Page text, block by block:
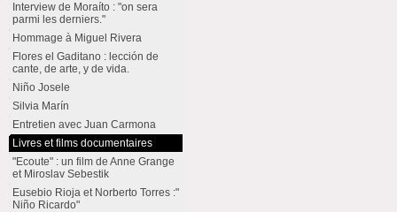
Interview de Moraíto : "on sera
parmi les derniers."
Hommage à Miguel Rivera
Flores el Gaditano : lección de
cante, de arte, y de vida.
Niño Josele
Silvia Marín
Entretien avec Juan Carmona
Livres et films documentaires
"Ecoute" : un film de Anne Grange
et Miroslav Sebestik
Eusebio Rioja et Norberto Torres :"
Niño Ricardo"